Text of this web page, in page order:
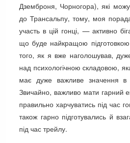
Дземброня, Чорногора), які
до Трансальпу, тому, моя
участь в цій гонці, — активно
що буде найкращою
того, як я вже наголошував,
над психологічною складовою,
має дуже важливе значення в
Звичайно, важливо мати гарний
правильно харчуватись під час
також гарно підготувались й
під час трейлу.